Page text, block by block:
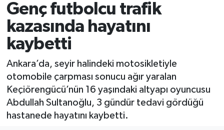
Genç futbolcu trafik
kazasında hayatını
kaybetti
Ankara’da, seyir halindeki motosikletiyle
otomobile çarpması sonucu ağır yaralan
Keçiörengücü’nün 16 yaşındaki altyapı oyuncusu
Abdullah Sultanoğlu, 3 gündür tedavi gördüğü
hastanede hayatını kaybetti.
Süper Lig Puan Durumu ve Fikstür
Tüm Manşetler
Son Dakika Haberleri
Haber Arşivi